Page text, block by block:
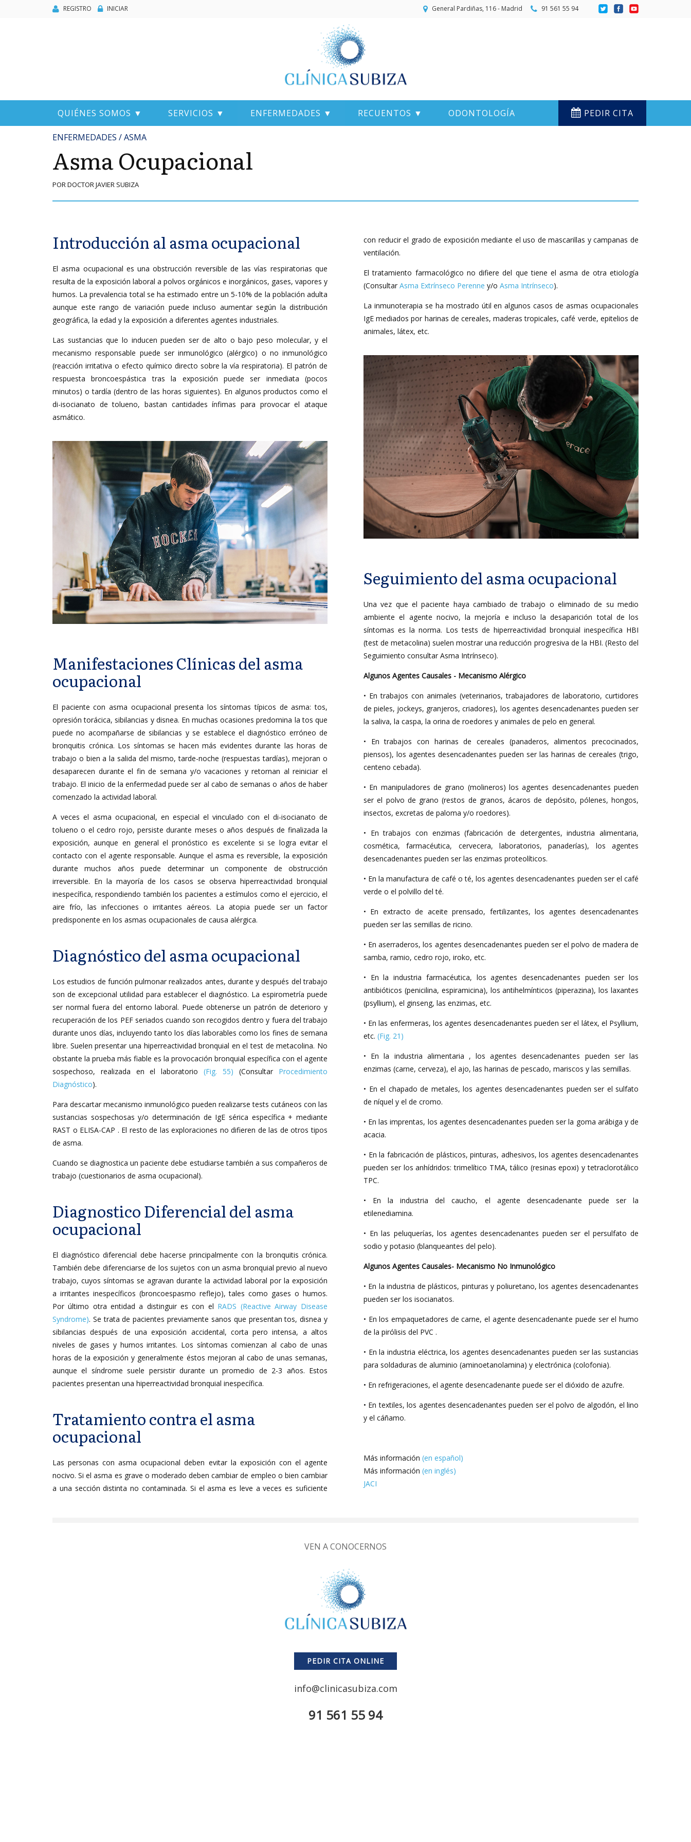
REGISTRO INICIAR General Pardiñas, 116 - Madrid 91 561 55 94
QUIÉNES SOMOS ▼ SERVICIOS ▼ ENFERMEDADES ▼ RECUENTOS ▼ ODONTOLOGÍA PEDIR CITA
ENFERMEDADES / ASMA
Asma Ocupacional
POR DOCTOR JAVIER SUBIZA
Introducción al asma ocupacional
El asma ocupacional es una obstrucción reversible de las vías respiratorias que
resulta de la exposición laboral a polvos orgánicos e inorgánicos, gases, vapores y
humos. La prevalencia total se ha estimado entre un 5-10% de la población adulta
aunque este rango de variación puede incluso aumentar según la distribución
geográfica, la edad y la exposición a diferentes agentes industriales.
Las sustancias que lo inducen pueden ser de alto o bajo peso molecular, y el
mecanismo responsable puede ser inmunológico (alérgico) o no inmunológico
(reacción irritativa o efecto químico directo sobre la vía respiratoria). El patrón de
respuesta broncoespástica tras la exposición puede ser inmediata (pocos
minutos) o tardía (dentro de las horas siguientes). En algunos productos como el
di-isocianato de tolueno, bastan cantidades ínfimas para provocar el ataque
asmático.
Manifestaciones Clínicas del asma
ocupacional
El paciente con asma ocupacional presenta los síntomas típicos de asma: tos,
opresión torácica, sibilancias y disnea. En muchas ocasiones predomina la tos que
puede no acompañarse de sibilancias y se establece el diagnóstico erróneo de
bronquitis crónica. Los síntomas se hacen más evidentes durante las horas de
trabajo o bien a la salida del mismo, tarde-noche (respuestas tardías), mejoran o
desaparecen durante el fin de semana y/o vacaciones y retornan al reiniciar el
trabajo. El inicio de la enfermedad puede ser al cabo de semanas o años de haber
comenzado la actividad laboral.
A veces el asma ocupacional, en especial el vinculado con el di-isocianato de
tolueno o el cedro rojo, persiste durante meses o años después de finalizada la
exposición, aunque en general el pronóstico es excelente si se logra evitar el
contacto con el agente responsable. Aunque el asma es reversible, la exposición
durante muchos años puede determinar un componente de obstrucción
irreversible. En la mayoría de los casos se observa hiperreactividad bronquial
inespecífica, respondiendo también los pacientes a estímulos como el ejercicio, el
aire frío, las infecciones o irritantes aéreos. La atopia puede ser un factor
predisponente en los asmas ocupacionales de causa alérgica.
Diagnóstico del asma ocupacional
Los estudios de función pulmonar realizados antes, durante y después del trabajo
son de excepcional utilidad para establecer el diagnóstico. La espirometría puede
ser normal fuera del entorno laboral. Puede obtenerse un patrón de deterioro y
recuperación de los PEF seriados cuando son recogidos dentro y fuera del trabajo
durante unos días, incluyendo tanto los días laborables como los fines de semana
libre. Suelen presentar una hiperreactividad bronquial en el test de metacolina. No
obstante la prueba más fiable es la provocación bronquial específica con el agente
sospechoso, realizada en el laboratorio (Fig. 55) (Consultar Procedimiento
Diagnóstico).
Para descartar mecanismo inmunológico pueden realizarse tests cutáneos con las
sustancias sospechosas y/o determinación de IgE sérica específica + mediante
RAST o ELISA-CAP . El resto de las exploraciones no difieren de las de otros tipos
de asma.
Cuando se diagnostica un paciente debe estudiarse también a sus compañeros de
trabajo (cuestionarios de asma ocupacional).
Diagnostico Diferencial del asma
ocupacional
El diagnóstico diferencial debe hacerse principalmente con la bronquitis crónica.
También debe diferenciarse de los sujetos con un asma bronquial previo al nuevo
trabajo, cuyos síntomas se agravan durante la actividad laboral por la exposición
a irritantes inespecíficos (broncoespasmo reflejo), tales como gases o humos.
Por último otra entidad a distinguir es con el RADS (Reactive Airway Disease
Syndrome). Se trata de pacientes previamente sanos que presentan tos, disnea y
sibilancias después de una exposición accidental, corta pero intensa, a altos
niveles de gases y humos irritantes. Los síntomas comienzan al cabo de unas
horas de la exposición y generalmente éstos mejoran al cabo de unas semanas,
aunque el síndrome suele persistir durante un promedio de 2-3 años. Estos
pacientes presentan una hiperreactividad bronquial inespecífica.
Tratamiento contra el asma
ocupacional
Las personas con asma ocupacional deben evitar la exposición con el agente
nocivo. Si el asma es grave o moderado deben cambiar de empleo o bien cambiar
a una sección distinta no contaminada. Si el asma es leve a veces es suficiente
con reducir el grado de exposición mediante el uso de mascarillas y campanas de
ventilación.
El tratamiento farmacológico no difiere del que tiene el asma de otra etiología
(Consultar Asma Extrínseco Perenne y/o Asma Intrínseco).
La inmunoterapia se ha mostrado útil en algunos casos de asmas ocupacionales
IgE mediados por harinas de cereales, maderas tropicales, café verde, epitelios de
animales, látex, etc.
Seguimiento del asma ocupacional
Una vez que el paciente haya cambiado de trabajo o eliminado de su medio
ambiente el agente nocivo, la mejoría e incluso la desaparición total de los
síntomas es la norma. Los tests de hiperreactividad bronquial inespecífica HBI
(test de metacolina) suelen mostrar una reducción progresiva de la HBI. (Resto del
Seguimiento consultar Asma Intrínseco).
Algunos Agentes Causales - Mecanismo Alérgico
• En trabajos con animales (veterinarios, trabajadores de laboratorio, curtidores
de pieles, jockeys, granjeros, criadores), los agentes desencadenantes pueden ser
la saliva, la caspa, la orina de roedores y animales de pelo en general.
• En trabajos con harinas de cereales (panaderos, alimentos precocinados,
piensos), los agentes desencadenantes pueden ser las harinas de cereales (trigo,
centeno cebada).
• En manipuladores de grano (molineros) los agentes desencadenantes pueden
ser el polvo de grano (restos de granos, ácaros de depósito, pólenes, hongos,
insectos, excretas de paloma y/o roedores).
• En trabajos con enzimas (fabricación de detergentes, industria alimentaria,
cosmética, farmacéutica, cervecera, laboratorios, panaderías), los agentes
desencadenantes pueden ser las enzimas proteolíticos.
• En la manufactura de café o té, los agentes desencadenantes pueden ser el café
verde o el polvillo del té.
• En extracto de aceite prensado, fertilizantes, los agentes desencadenantes
pueden ser las semillas de ricino.
• En aserraderos, los agentes desencadenantes pueden ser el polvo de madera de
samba, ramio, cedro rojo, iroko, etc.
• En la industria farmacéutica, los agentes desencadenantes pueden ser los
antibióticos (penicilina, espiramicina), los antihelmínticos (piperazina), los laxantes
(psyllium), el ginseng, las enzimas, etc.
• En las enfermeras, los agentes desencadenantes pueden ser el látex, el Psyllium,
etc. (Fig. 21)
• En la industria alimentaria , los agentes desencadenantes pueden ser las
enzimas (carne, cerveza), el ajo, las harinas de pescado, mariscos y las semillas.
• En el chapado de metales, los agentes desencadenantes pueden ser el sulfato
de níquel y el de cromo.
• En las imprentas, los agentes desencadenantes pueden ser la goma arábiga y de
acacia.
• En la fabricación de plásticos, pinturas, adhesivos, los agentes desencadenantes
pueden ser los anhídridos: trimelítico TMA, tálico (resinas epoxi) y tetraclorotálico
TPC.
• En la industria del caucho, el agente desencadenante puede ser la
etilenediamina.
• En las peluquerías, los agentes desencadenantes pueden ser el persulfato de
sodio y potasio (blanqueantes del pelo).
Algunos Agentes Causales- Mecanismo No Inmunológico
• En la industria de plásticos, pinturas y poliuretano, los agentes desencadenantes
pueden ser los isocianatos.
• En los empaquetadores de carne, el agente desencadenante puede ser el humo
de la pirólisis del PVC .
• En la industria eléctrica, los agentes desencadenantes pueden ser las sustancias
para soldaduras de aluminio (aminoetanolamina) y electrónica (colofonia).
• En refrigeraciones, el agente desencadenante puede ser el dióxido de azufre.
• En textiles, los agentes desencadenantes pueden ser el polvo de algodón, el lino
y el cáñamo.
Más información (en español)
Más información (en inglés)
JACI
VEN A CONOCERNOS
PEDIR CITA ONLINE
info@clinicasubiza.com
91 561 55 94